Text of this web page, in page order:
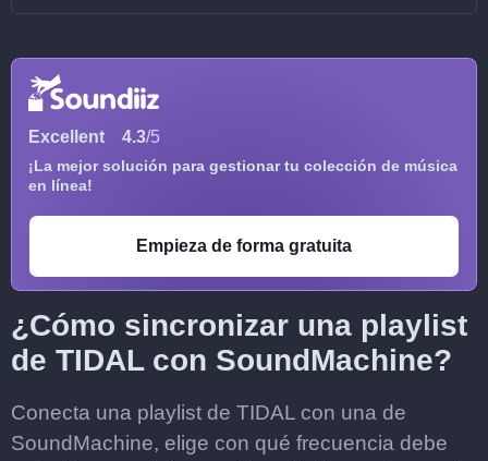
Excellent 4.3/5
¡La mejor solución para gestionar tu colección de música
en línea!
Empieza de forma gratuita
¿Cómo sincronizar una playlist
de TIDAL con SoundMachine?
Conecta una playlist de TIDAL con una de
SoundMachine, elige con qué frecuencia debe